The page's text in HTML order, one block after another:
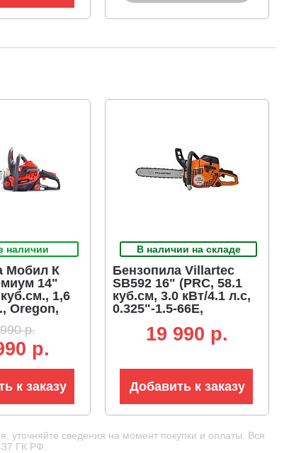
наличии
Мобил К
14"
1,6
Oregon,
Walbro,
р.
р.
к заказу
В наличии на складе
Бензопила Villartec
SB592 16" (PRC, 58.1
куб.см, 3.0 кВт/4.1 л.с,
0.325"-1.5-66E,
5.3 кг)19 990 p.
Добавить к заказу
уточняйте сведения на момент покупки и оплаты. Вся
ГК РФ.